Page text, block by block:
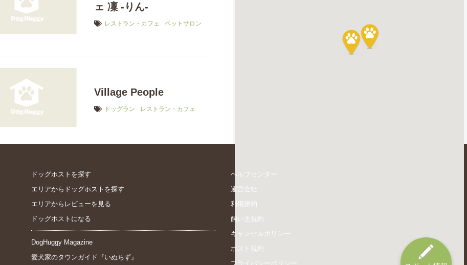
ェ 凜 -りん-
レストラン・カフェ ペットサロン
Village People
ドッグラン レストラン・カフェ
ドッグホストを探す
エリアからドッグホストを探す
エリアからレビューを見る
ドッグホストになる
DogHuggy Magazine
愛犬家のタウンガイド『いぬちず』
ヘルプセンター
運営会社
利用規約
飼い主規約
キャンセルポリシー
ホスト規約
プライバシーポリシー